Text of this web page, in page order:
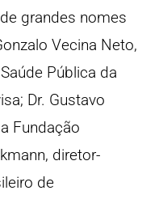
grandes nomes
Vecina Neto,
Pública da
Dr. Gustavo
Fundação
diretor-
de